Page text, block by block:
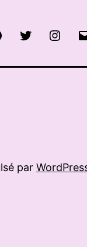
FacebookTwitter
par